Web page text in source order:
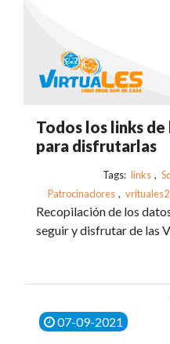
Todos los links
para disfrutarlas
Tags: links ,
Patrocinadores ,
Recopilación de los
seguir y disfrutar de las
07-09-2021